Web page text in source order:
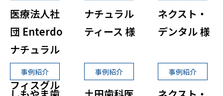
医療法人社
団 Enterdo
ナチュラル
デンタルオ
フィスグル
ナチュラル
ティース 様
ネクスト・
デンタル 様
事例紹介 事例紹介 事例紹介